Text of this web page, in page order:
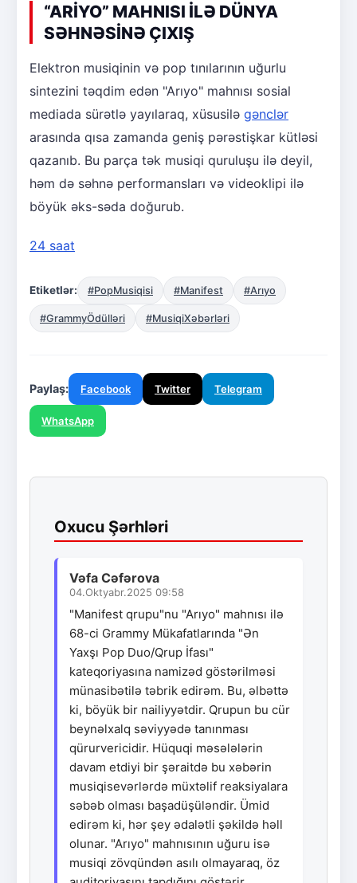
“ARİYO” MAHNISI İLƏ DÜNYA
SƏHNƏSİNƏ ÇIXIŞ
Elektron musiqinin və pop tınılarının uğurlu
sintezini təqdim edən "Arıyo" mahnısı sosial
mediada sürətlə yayılaraq, xüsusilə gənclər
arasında qısa zamanda geniş pərəstişkar kütləsi
qazanıb. Bu parça tək musiqi quruluşu ilə deyil,
həm də səhnə performansları və videoklipi ilə
böyük əks-səda doğurub.
24 saat
Etiketlər: #PopMusiqisi #Manifest #Arıyo
#GrammyÖdülləri #MusiqiXəbərləri
Paylaş: Facebook Twitter Telegram
WhatsApp
Oxucu Şərhləri
Vəfa Cəfərova
04.Oktyabr.2025 09:58
"Manifest qrupu"nu "Arıyo" mahnısı ilə
68-ci Grammy Mükafatlarında "Ən
Yaxşı Pop Duo/Qrup İfası"
kateqoriyasına namizəd göstərilməsi
münasibətilə təbrik edirəm. Bu, əlbəttə
ki, böyük bir nailiyyətdir. Qrupun bu cür
beynəlxalq səviyyədə tanınması
qürurvericidir. Hüquqi məsələlərin
davam etdiyi bir şəraitdə bu xəbərin
musiqisevərlərdə müxtəlif reaksiyalara
səbəb olması başadüşüləndir. Ümid
edirəm ki, hər şey ədalətli şəkildə həll
olunar. "Arıyo" mahnısının uğuru isə
musiqi zövqündən asılı olmayaraq, öz